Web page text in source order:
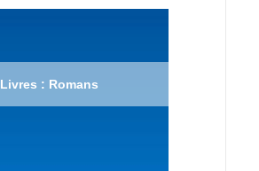
Livres : Romans